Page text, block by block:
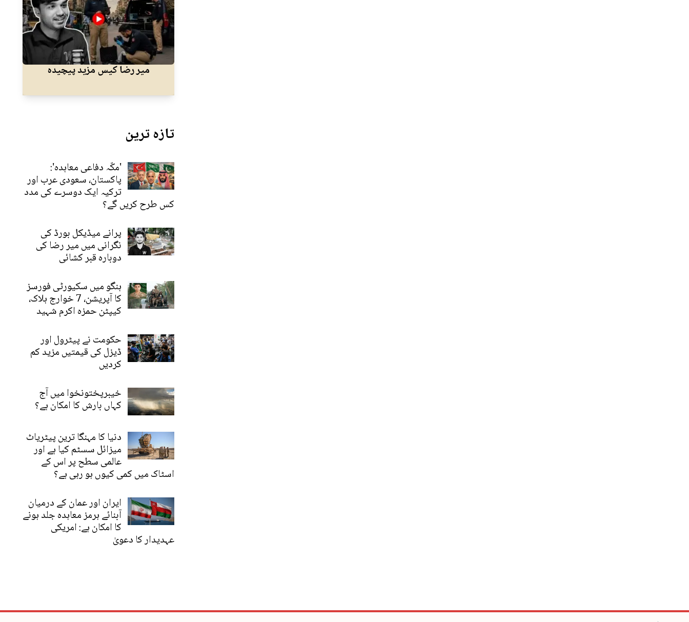
میر رضا کیس مزید پیچیدہ
تازہ ترین
'مکّہ دفاعی معاہدہ':
پاکستان، سعودی عرب اور
ترکیہ ایک دوسرے کی مدد
کس طرح کریں گے؟
پرانے میڈیکل بورڈ کی
نگرانی میں میر رضا کی
دوبارہ قبر کشائی
ہنگو میں سکیورٹی فورسز
کا آپریشن، 7 خوارج ہلاک،
کیپٹن حمزہ اکرم شہید
حکومت نے پیٹرول اور
ڈیزل کی قیمتیں مزید کم
کردیں
خیبرپختونخوا میں آج
کہاں بارش کا امکان ہے؟
دنیا کا مہنگا ترین پیٹریاٹ
میزائل سسٹم کیا ہے اور
عالمی سطح پر اس کے
اسٹاک میں کمی کیوں ہو رہی ہے؟
ایران اور عمان کے درمیان
آبنائے ہرمز معاہدہ جلد ہونے
کا امکان ہے: امریکی
عہدیدار کا دعویٰ